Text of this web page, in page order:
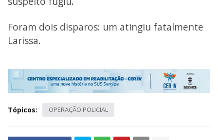
Foram dois disparos: um atingiu fatalmente
Larissa.
Tópicos: OPERAÇÃO POLICIAL